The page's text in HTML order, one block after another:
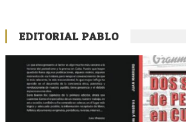
EDITORIAL PABLO